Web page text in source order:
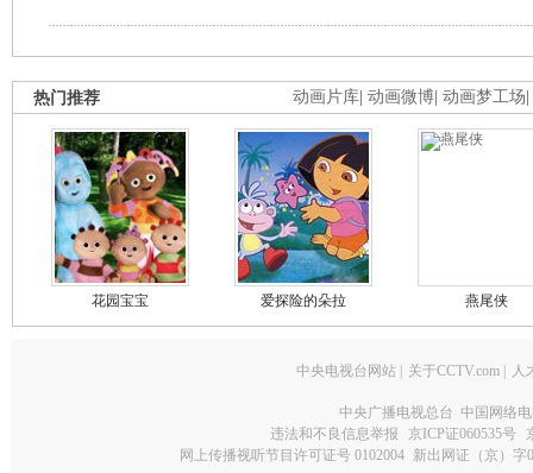
动画片库 动画微博 动画梦工场
热门推荐
花园宝宝 爱探险的朵拉 燕尾侠
中央电视台网站 关于CCTV.com 人
中央广播电视总台 中国网络
违法和不良信息举报
京ICP证060535号
网上传播视听节目许可证号 0102004 新出网证（京）